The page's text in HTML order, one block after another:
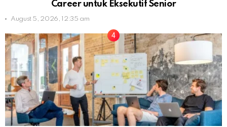
Career untuk Eksekutif Senior
August 5, 2026, 12:35 am